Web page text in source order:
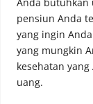
pensiun Anda
yang ingin
yang mungkin
kesehatan
uang.